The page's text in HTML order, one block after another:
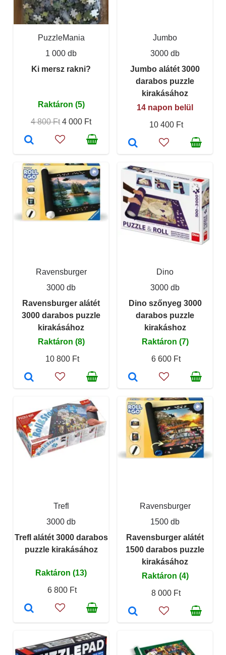
PuzzleMania
1 000 db
Ki mersz rakni?
Raktáron (5)
4 800 Ft 4 000 Ft
Jumbo
3000 db
Jumbo alátét 3000
darabos puzzle
kirakásához
14 napon belül
10 400 Ft
Ravensburger
3000 db
Ravensburger alátét
3000 darabos puzzle
kirakásához
Raktáron (8)
10 800 Ft
Dino
3000 db
Dino szőnyeg 3000
darabos puzzle
kirakáshoz
Raktáron (7)
6 600 Ft
Trefl
3000 db
Trefl alátét 3000 darabos
puzzle kirakásához
Raktáron (13)
6 800 Ft
Ravensburger
1500 db
Ravensburger alátét
1500 darabos puzzle
kirakásához
Raktáron (4)
8 000 Ft